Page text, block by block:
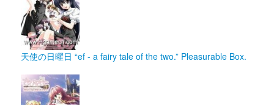
天使の日曜日 “ef - a fairy tale of the two.” Pleasurable Box.